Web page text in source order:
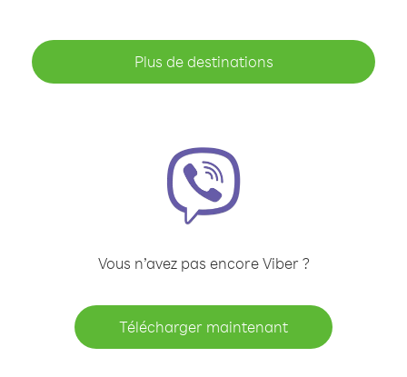
Plus de destinations
Vous n’avez pas encore Viber ?
Télécharger maintenant